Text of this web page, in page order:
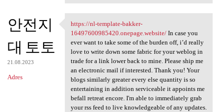
안전지
대 토토
21.08.2023
Adres
https://nl-template-bakker
https://nl-template-bakker-
16497600985420.onepage.website/In case you
ever want to take some of the burden off, i’d really
love to write down some fabric for your weblog in
trade for a link lower back to mine. Please ship me
an electronic mail if interested. Thank you! Your
blogs similarly greater every else quantity is so
entertaining in addition serviceable it appoints me
befall retreat encore. I'm able to immediately grab
your rss feed to live knowledgeable of any updates.